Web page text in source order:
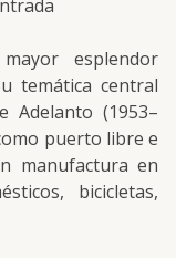
esplendor
temática central
Adelanto (1953–
puerto libre e
manufactura en
bicicletas,